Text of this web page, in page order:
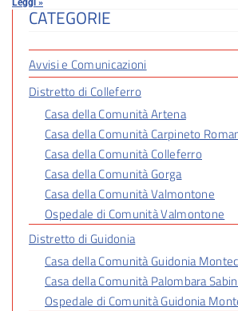
Leggi »
CATEGORIE
Avvisi e Comunicazioni
Distretto di Colleferro
Casa della Comunità Artena
Casa della Comunità Carpineto
Casa della Comunità Colleferro
Casa della Comunità Gorga
Casa della Comunità Valmontone
Ospedale di Comunità Valmontone
Distretto di Guidonia
Casa della Comunità Guidonia
Casa della Comunità Palombara
Ospedale di Comunità Guidonia